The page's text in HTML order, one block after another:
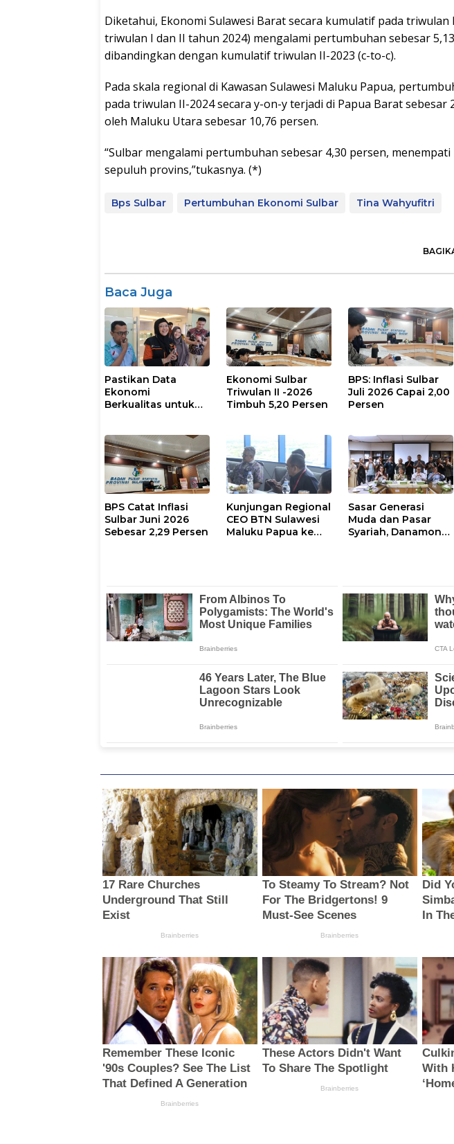
Diketahui, Ekonomi Sulawesi Barat secara kumulatif pada
triwulan I dan II tahun 2024) mengalami pertumbuhan sebesar
dibandingkan dengan kumulatif triwulan II-2023 (c-to-c).
Pada skala regional di Kawasan Sulawesi Maluku Papua,
pada triwulan II-2024 secara y-on-y terjadi di Papua Barat sebesar
oleh Maluku Utara sebesar 10,76 persen.
“Sulbar mengalami pertumbuhan sebesar 4,30 persen,
sepuluh provins,”tukasnya. (*)
Bps Sulbar Pertumbuhan Ekonomi Sulbar Tina Wahyufitri
Baca Juga
Pastikan Data
Ekonomi
Berkualitas untuk
dan Pemprov Sulbar
Supervisi Lapangan
SE2026
Ekonomi Sulbar
Triwulan II -2026
Timbuh 5,20 Persen
BPS: Inflasi Sulbar
Juli 2026 Capai 2,00
Persen
BPS Catat Inflasi
Sulbar Juni 2026
Sebesar 2,29 Persen
Kunjungan Regional
CEO BTN Sulawesi
Maluku Papua ke
Sasar Generasi
Muda dan Pasar
Syariah, Danamon